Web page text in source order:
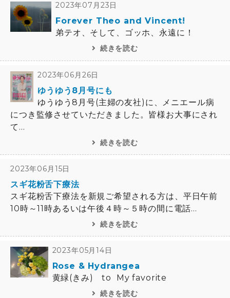
2023年07月23日
Forever Theo and Vincent!
弟テオ、そして、ゴッホ、永遠に！
続きを読む
2023年06月26日
ゆうゆう8月号にも
ゆうゆう8月号(主婦の友社)に、メニエール病
につき監修させていただきました。皆様お大事にされ
て...
続きを読む
2023年06月15日
スギ花粉舌下療法
スギ花粉舌下療法を新規ご希望される方は、平日午前
10時～11時あるいは午後４時～５時の間に電話...
続きを読む
2023年05月14日
Rose & Hydrangea
黄緑(きみ) to My favorite
続きを読む